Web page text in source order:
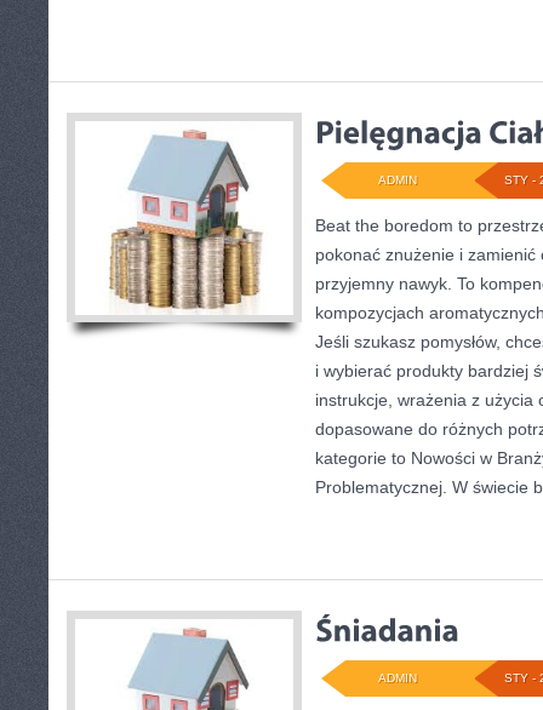
STY -
ADMIN
Beat the boredom to
pokonać znużenie i zamienić
przyjemny nawyk. To
kompozycjach
Jeśli szukasz pomysłów,
i wybierać produkty bardziej
instrukcje, wrażenia z użycia
dopasowane do różnych
kategorie to Nowości w
Problematycznej. W świecie
STY -
ADMIN